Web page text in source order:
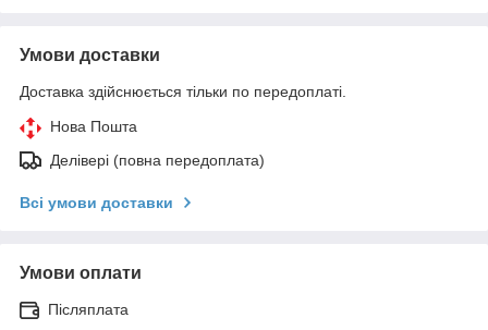
Умови доставки
Доставка здійснюється тільки по передоплаті.
Нова Пошта
Делівері (повна передоплата)
Всі умови доставки
Умови оплати
Післяплата